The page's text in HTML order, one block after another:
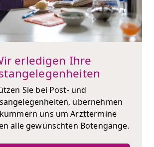
erledigen Ihre
Sie bei Post- und
übernehmen
uns um Arzttermine
alle gewünschten Botengänge.